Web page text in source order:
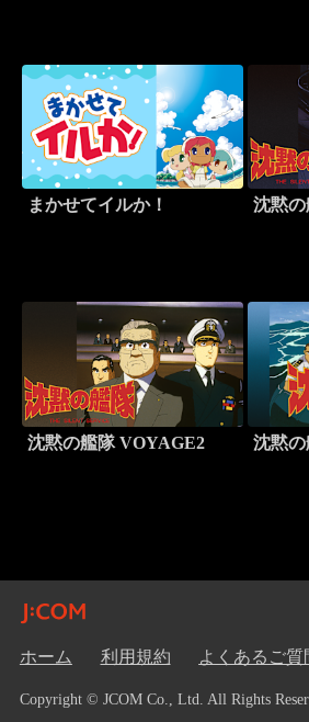
まかせてイルか！ 沈黙
沈黙の艦隊 VOYAGE2 沈黙
ホーム 利用規約 よくあるご質
Copyright © JCOM Co., Ltd. All Rights